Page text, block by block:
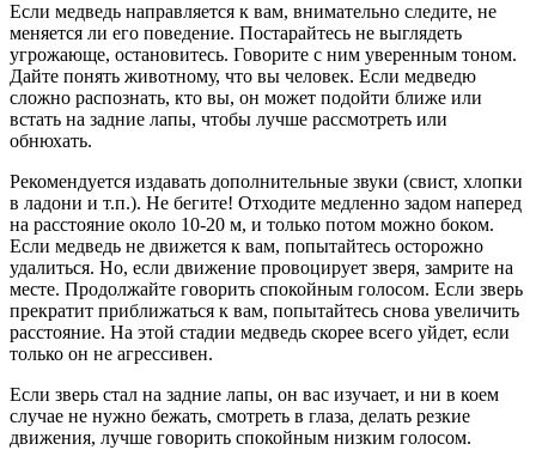
Если медведь направляется к вам, внимательно следите, не
меняется ли его поведение. Постарайтесь не выглядеть
угрожающе, остановитесь. Говорите с ним уверенным тоном.
Дайте понять животному, что вы человек. Если медведю
сложно распознать, кто вы, он может подойти ближе или
встать на задние лапы, чтобы лучше рассмотреть или
обнюхать.
Рекомендуется издавать дополнительные звуки (свист, хлопки
в ладони и т.п.). Не бегите! Отходите медленно задом наперед
на расстояние около 10-20 м, и только потом можно боком.
Если медведь не движется к вам, попытайтесь осторожно
удалиться. Но, если движение провоцирует зверя, замрите на
месте. Продолжайте говорить спокойным голосом. Если зверь
прекратит приближаться к вам, попытайтесь снова увеличить
расстояние. На этой стадии медведь скорее всего уйдет, если
только он не агрессивен.
Если зверь стал на задние лапы, он вас изучает, и ни в коем
случае не нужно бежать, смотреть в глаза, делать резкие
движения, лучше говорить спокойным низким голосом.